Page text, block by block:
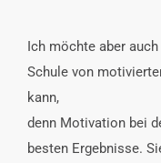
Ich möchte aber
Schule von
kann,
denn Motivation bei
besten Ergebnisse.